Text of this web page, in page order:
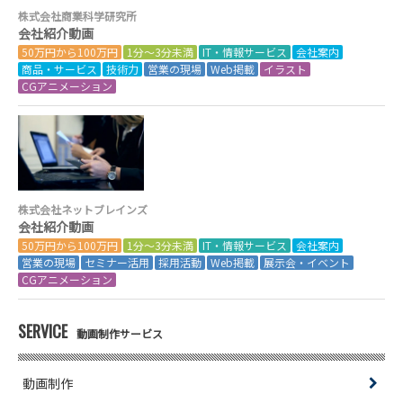
株式会社商業科学研究所
会社紹介動画
50万円から100万円 1分～3分未満 IT・情報サービス
会社案内
商品・サービス
技術力 営業の現場 Web掲載
イラスト
CGアニメーション
株式会社ネットブレインズ
会社紹介動画
50万円から100万円 1分～3分未満 IT・情報サービス
会社案内
営業の現場
セミナー活用 採用活動 Web掲載
展示会・イベント
CGアニメーション
SERVICE 動画制作サービス
動画制作